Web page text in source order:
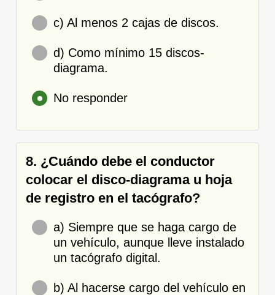
c) Al menos 2 cajas de discos.
d) Como mínimo 15 discos-
diagrama.
No responder
8. ¿Cuándo debe el conductor
colocar el disco-diagrama u hoja
de registro en el tacógrafo?
a) Siempre que se haga cargo de
un vehículo, aunque lleve instalado
un tacógrafo digital.
b) Al hacerse cargo del vehículo en